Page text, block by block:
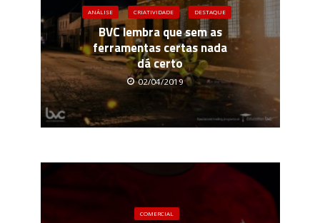
ANÁLISE CRIATIVIDADE DESTAQUE
BVC lembra que sem as
ferramentas certas nada
dá certo
02/04/2019
COMERCIAL